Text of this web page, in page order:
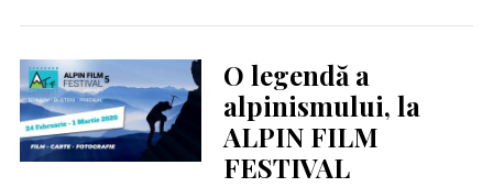
O legendă a
alpinismului, la
ALPIN FILM
FESTIVAL